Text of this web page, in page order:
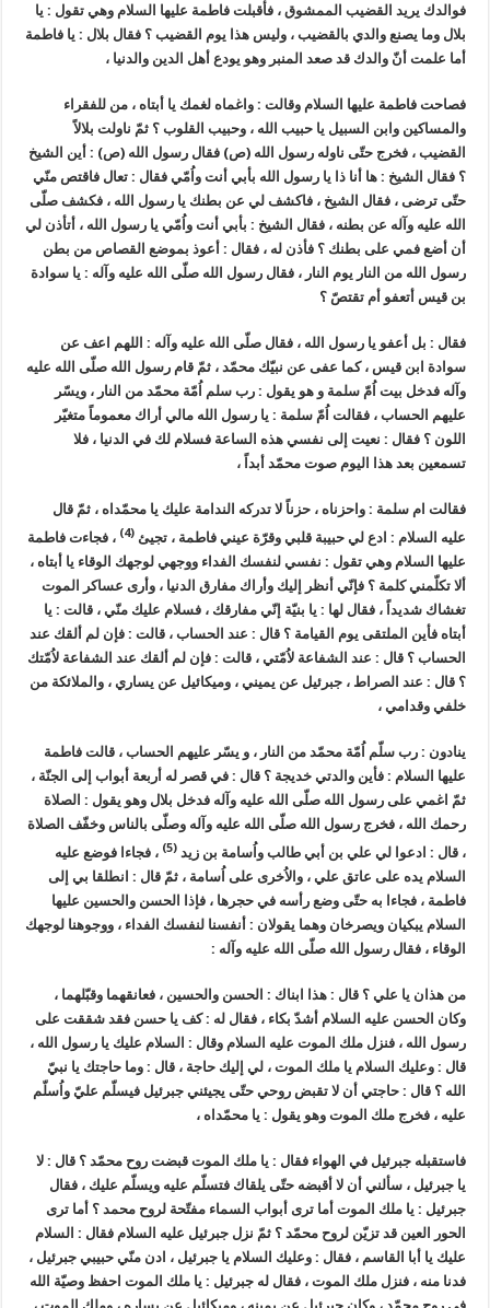
فوالدك يريد القضيب الممشوق ، فأقبلت فاطمة عليها السلام وهي تقول : يا
بلال وما يصنع والدي بالقضيب ، وليس هذا يوم القضيب ؟ فقال بلال : يا فاطمة
أما علمت أنّ والدك قد صعد المنبر وهو يودع أهل الدين والدنيا ،
فصاحت فاطمة عليها السلام وقالت : واغماه لغمك يا أبتاه ، من للفقراء
والمساكين وابن السبيل يا حبيب الله ، وحبيب القلوب ؟ ثمّ ناولت بلالاً
القضيب ، فخرج حتّى ناوله رسول الله (ص) فقال رسول الله (ص) : أين الشيخ
؟ فقال الشيخ : ها أنا ذا يا رسول الله بأبي أنت واُمّي فقال : تعال فاقتص منّي
حتّى ترضى ، فقال الشيخ ، فاكشف لي عن بطنك يا رسول الله ، فكشف صلّى
الله عليه وآله عن بطنه ، فقال الشيخ : بأبي أنت واُمّي يا رسول الله ، أتأذن لي
أن أضع فمي على بطنك ؟ فأذن له ، فقال : أعوذ بموضع القصاص من بطن
رسول الله من النار يوم النار ، فقال رسول الله صلّى الله عليه وآله : يا سوادة
بن قيس أتعفو أم تقتصّ ؟
فقال : بل أعفو يا رسول الله ، فقال صلّى الله عليه وآله : اللهم اعف عن
سوادة ابن قيس ، كما عفى عن نبيّك محمّد ، ثمّ قام رسول الله صلّى الله عليه
وآله فدخل بيت اُمّ سلمة و هو يقول : رب سلم اُمّة محمّد من النار ، ويسّر
عليهم الحساب ، فقالت اُمّ سلمة : يا رسول الله مالي أراك معموماً متغيّر
اللون ؟ فقال : نعيت إلى نفسي هذه الساعة فسلام لك في الدنيا ، فلا
تسمعين بعد هذا اليوم صوت محمّد أبداً ،
فقالت ام سلمة : واحزناه ، حزناً لا تدركه الندامة عليك يا محمّداه ، ثمّ قال
عليه السلام : ادع لي حبيبة قلبي وقرّة عيني فاطمة ، تجيئ(4)
، فجاءت فاطمة
عليها السلام وهي تقول : نفسي لنفسك الفداء ووجهي لوجهك الوقاء يا أبتاه ،
ألا تكلّمني كلمة ؟ فإنّي أنظر إليك وأراك مفارق الدنيا ، وأرى عساكر الموت
تغشاك شديداً ، فقال لها : يا بنيّة إنّي مفارقك ، فسلام عليك منّي ، قالت : يا
أبتاه فأين الملتقى يوم القيامة ؟ قال : عند الحساب ، قالت : فإن لم ألقك عند
الحساب ؟ قال : عند الشفاعة لاُمّتي ، قالت : فإن لم ألقك عند الشفاعة لاُمّتك
؟ قال : عند الصراط ، جبرئيل عن يميني ، وميكائيل عن يساري ، والملائكة من
خلفي وقدامي ،
ينادون : رب سلّم اُمّة محمّد من النار ، و يسّر عليهم الحساب ، قالت فاطمة
عليها السلام : فأين والدتي خديجة ؟ قال : في قصر له أربعة أبواب إلى الجنّة ،
ثمّ اغمي على رسول الله صلّى الله عليه وآله فدخل بلال وهو يقول : الصلاة
رحمك الله ، فخرج رسول الله صلّى الله عليه وآله وصلّى بالناس وخفّف الصلاة
، قال : ادعوا لي علي بن أبي طالب واُسامة بن زيد(5)
، فجاءا فوضع عليه
السلام يده على عاتق علي ، والاُخرى على اُسامة ، ثمّ قال : انطلقا بي إلى
فاطمة ، فجاءا به حتّى وضع رأسه في حجرها ، فإذا الحسن والحسين عليها
السلام يبكيان ويصرخان وهما يقولان : أنفسنا لنفسك الفداء ، ووجوهنا لوجهك
الوقاء ، فقال رسول الله صلّى الله عليه وآله :
من هذان يا علي ؟ قال : هذا ابناك : الحسن والحسين ، فعانقهما وقبّلهما ،
وكان الحسن عليه السلام أشدّ بكاء ، فقال له : كف يا حسن فقد شققت على
رسول الله ، فنزل ملك الموت عليه السلام وقال : السلام عليك يا رسول الله ،
قال : وعليك السلام يا ملك الموت ، لي إليك حاجة ، قال : وما حاجتك يا نبيّ
الله ؟ قال : حاجتي أن لا تقبض روحي حتّى يجيئني جبرئيل فيسلّم عليّ واُسلّم
عليه ، فخرج ملك الموت وهو يقول : يا محمّداه ،
فاستقبله جبرئيل في الهواء فقال : يا ملك الموت قبضت روح محمّد ؟ قال : لا
يا جبرئيل ، سألني أن لا أقبضه حتّى يلقاك فتسلّم عليه ويسلّم عليك ، فقال
جبرئيل : يا ملك الموت أما ترى أبواب السماء مفتّحة لروح محمد ؟ أما ترى
الحور العين قد تزيّن لروح محمّد ؟ ثمّ نزل جبرئيل عليه السلام فقال : السلام
عليك يا أبا القاسم ، فقال : وعليك السلام يا جبرئيل ، ادن منّي حبيبي جبرئيل ،
فدنا منه ، فنزل ملك الموت ، فقال له جبرئيل : يا ملك الموت احفظ وصيّة الله